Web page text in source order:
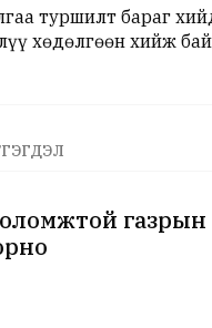
туршилт бараг
хөдөлгөөн хийж